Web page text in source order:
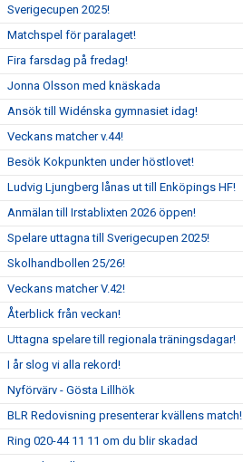
Sverigecupen 2025!
Matchspel för paralaget!
Fira farsdag på fredag!
Jonna Olsson med knäskada
Ansök till Widénska gymnasiet idag!
Veckans matcher v.44!
Besök Kokpunkten under höstlovet!
Ludvig Ljungberg lånas ut till Enköpings HF!
Anmälan till Irstablixten 2026 öppen!
Spelare uttagna till Sverigecupen 2025!
Skolhandbollen 25/26!
Veckans matcher V.42!
Återblick från veckan!
Uttagna spelare till regionala träningsdagar!
I år slog vi alla rekord!
Nyförvärv - Gösta Lillhök
BLR Redovisning presenterar kvällens match!
Ring 020-44 11 11 om du blir skadad